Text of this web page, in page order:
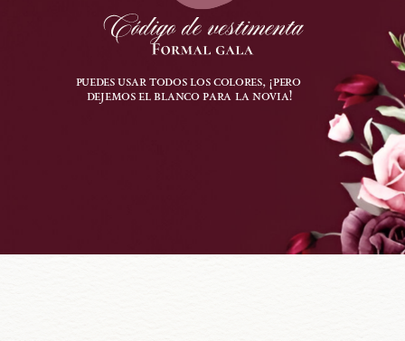
puedes usar todos los colores, ¡pero
dejemos el blanco para la novia!